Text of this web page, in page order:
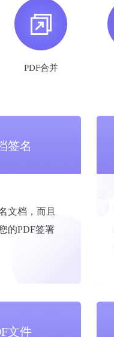
PDF合并
签名
文档，而且
的PDF签署
文件